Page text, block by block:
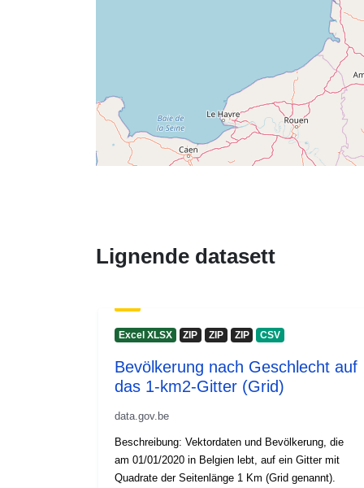
Lignende datasett
Excel XLSX ZIP ZIP ZIP CSV
Bevölkerung nach Geschlecht auf
das 1-km2-Gitter (Grid)
data.gov.be
Beschreibung: Vektordaten und Bevölkerung, die
am 01/01/2020 in Belgien lebt, auf ein Gitter mit
Quadrate der Seitenlänge 1 Km (Grid genannt).